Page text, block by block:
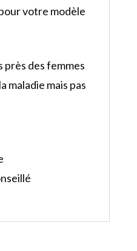
votre modèle
près des femmes
maladie mais pas